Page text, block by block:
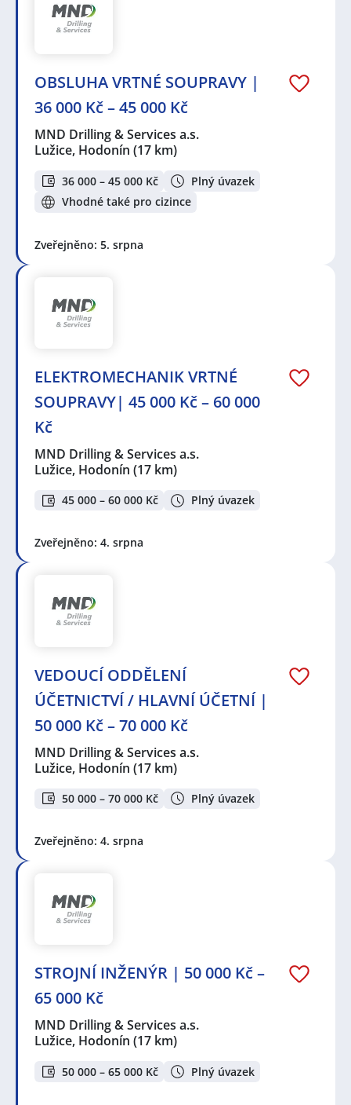
OBSLUHA VRTNÉ SOUPRAVY |
36 000 Kč – 45 000 Kč
MND Drilling & Services a.s.
Lužice, Hodonín (17 km)
36 000 – 45 000 Kč
Plný úvazek
Vhodné také pro cizince
Zveřejněno: 5. srpna
ELEKTROMECHANIK VRTNÉ
SOUPRAVY| 45 000 Kč – 60 000
Kč
MND Drilling & Services a.s.
Lužice, Hodonín (17 km)
45 000 – 60 000 Kč Plný úvazek
Zveřejněno: 4. srpna
VEDOUCÍ ODDĚLENÍ
ÚČETNICTVÍ / HLAVNÍ ÚČETNÍ |
50 000 Kč – 70 000 Kč
MND Drilling & Services a.s.
Lužice, Hodonín (17 km)
50 000 – 70 000 Kč Plný úvazek
Zveřejněno: 4. srpna
STROJNÍ INŽENÝR | 50 000 Kč –
65 000 Kč
MND Drilling & Services a.s.
Lužice, Hodonín (17 km)
50 000 – 65 000 Kč Plný úvazek